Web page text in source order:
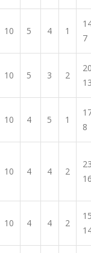
10 5 4 1
7
10 5 3 2
10 4 5 1
8
10 4 4 2
10 4 4 2